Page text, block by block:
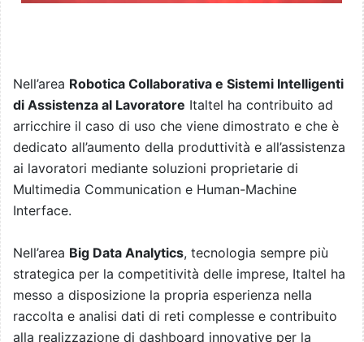
Nell’area Robotica Collaborativa e Sistemi Intelligenti
di Assistenza al Lavoratore Italtel ha contribuito ad
arricchire il caso di uso che viene dimostrato e che è
dedicato all’aumento della produttività e all’assistenza
ai lavoratori mediante soluzioni proprietarie di
Multimedia Communication e Human-Machine
Interface.
Nell’area Big Data Analytics, tecnologia sempre più
strategica per la competitività delle imprese, Italtel ha
messo a disposizione la propria esperienza nella
raccolta e analisi dati di reti complesse e contribuito
alla realizzazione di dashboard innovative per la